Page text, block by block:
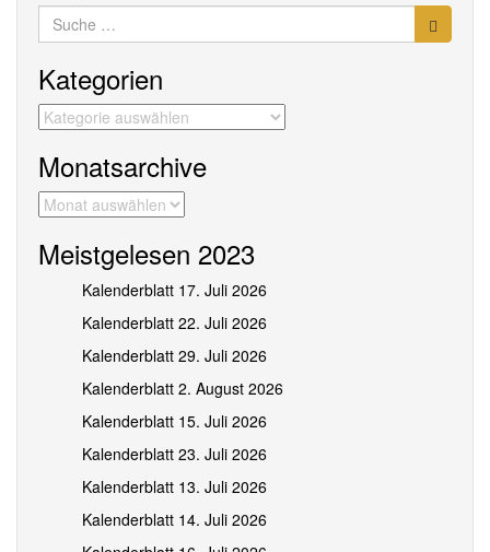
Suche
nach:
Kategorien
Kategorien
Monatsarchive
Monatsarchive
Meistgelesen 2023
Kalenderblatt 17. Juli 2026
Kalenderblatt 22. Juli 2026
Kalenderblatt 29. Juli 2026
Kalenderblatt 2. August 2026
Kalenderblatt 15. Juli 2026
Kalenderblatt 23. Juli 2026
Kalenderblatt 13. Juli 2026
Kalenderblatt 14. Juli 2026